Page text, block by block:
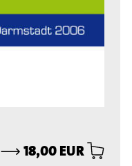
⟶18,00 EUR